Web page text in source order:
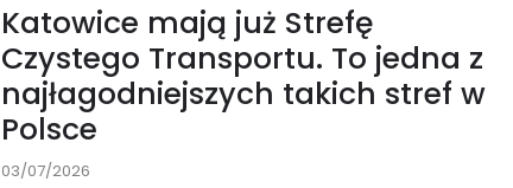
Katowice mają już Strefę
Czystego Transportu. To jedna z
najłagodniejszych takich stref w
Polsce
03/07/2026